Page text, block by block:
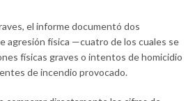
el informe documentó dos
agresión física —cuatro de los cuales se
físicas graves o intentos de homicidio
de incendio provocado.